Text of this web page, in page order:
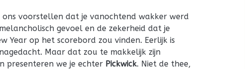
ons voorstellen dat je vanochtend wakker werd
gevoel en de zekerheid dat je
Year op het scorebord zou vinden. Eerlijk is
Maar dat zou te makkelijk zijn
presenteren we je echter Pickwick. Niet de thee,